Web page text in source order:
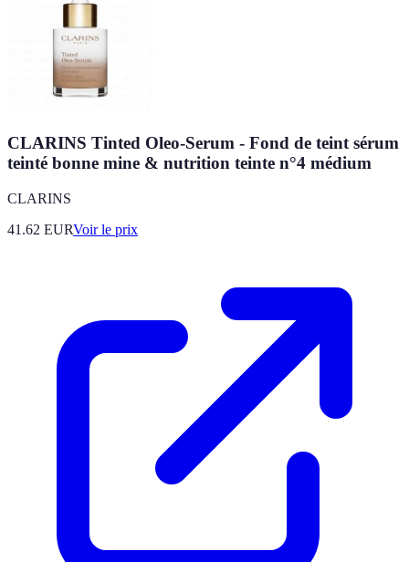
CLARINS Tinted Oleo-Serum - Fond de teint sérum
teinté bonne mine & nutrition teinte n°4 médium
CLARINS
41.62 EURVoir le prix